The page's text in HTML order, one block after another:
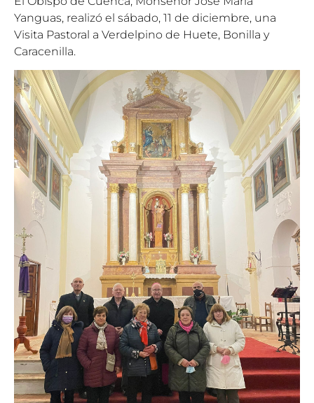
Yanguas, realizó el sábado, 11 de diciembre, una
Visita Pastoral a Verdelpino de Huete, Bonilla y
Caracenilla.